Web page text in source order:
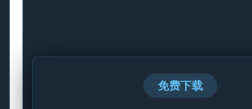
免费下载